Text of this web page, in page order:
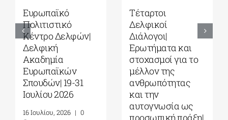
Ευρωπαϊκό
Πολιτιστικό
Κέντρο Δελφών|
Δελφική
Ακαδημία
Ευρωπαϊκών
Σπουδών| 19-31
Ιουλίου 2026
16 Ιουλίου, 2026 | 0
Τέταρτοι
Δελφικοί
Διάλογοι|
Ερωτήματα και
στοχασμοί για το
μέλλον της
ανθρωπότητας
και την
αυτογνωσία ως
προσωπική πράξη|